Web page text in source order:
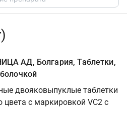
АД, Болгария, Таблетки,
двояковыпуклые таблетки
цвета с маркировкой VC2 с